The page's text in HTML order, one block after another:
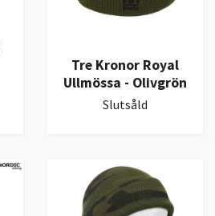
Tre Kronor Royal
Ullmössa - Olivgrön
Slutsåld